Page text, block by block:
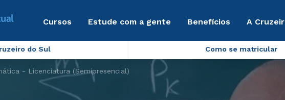
Cursos Estude com a gente Benefícios A
do Sul Como se matricular
- Licenciatura (Semipresencial)